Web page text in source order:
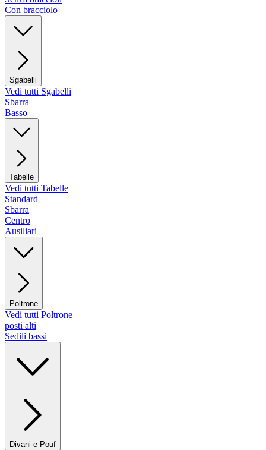
Con bracciolo
Sgabelli
Vedi tutti Sgabelli
Sbarra
Basso
Tabelle
Vedi tutti Tabelle
Standard
Sbarra
Centro
Ausiliari
Poltrone
Vedi tutti Poltrone
posti alti
Sedili bassi
Divani e Pouf